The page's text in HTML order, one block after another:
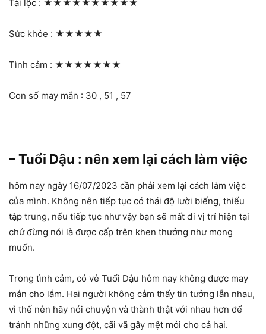
Tài lộc : ★★★★★★★★★★
Sức khỏe : ★★★★★
Tình cảm : ★★★★★★★
Con số may mắn : 30 , 51 , 57
– Tuổi Dậu : nên xem lại cách làm việc
hôm nay ngày 16/07/2023 cần phải xem lại cách làm việc
của mình. Không nên tiếp tục có thái độ lười biếng, thiếu
tập trung, nếu tiếp tục như vậy bạn sẽ mất đi vị trí hiện tại
chứ đừng nói là được cấp trên khen thưởng như mong
muốn.
Trong tình cảm, có vẻ Tuổi Dậu hôm nay không được may
mắn cho lắm. Hai người không cảm thấy tin tưởng lẫn nhau,
vì thế nên hãy nói chuyện và thành thật với nhau hơn để
tránh những xung đột, cãi vã gây mệt mỏi cho cả hai.